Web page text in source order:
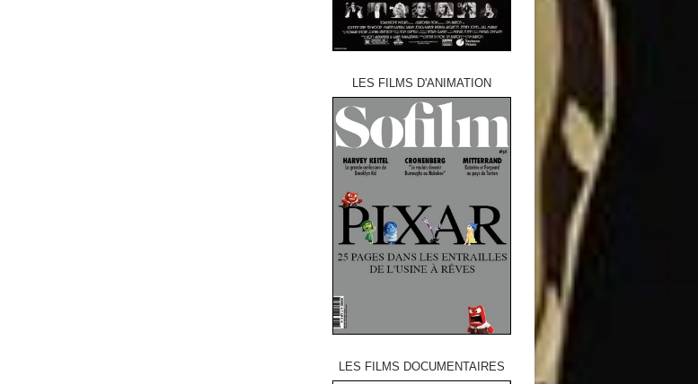
LES FILMS D'ANIMATION
LES FILMS DOCUMENTAIRES